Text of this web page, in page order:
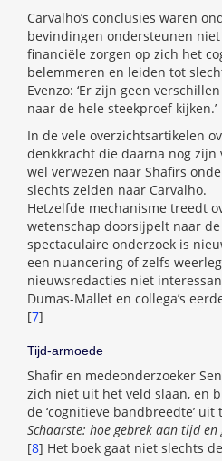
Carvalho’s conclusies waren
bevindingen ondersteunen
financiële zorgen op zich het
belemmeren en leiden tot
Evenzo: ‘Er zijn geen
naar de hele steekproef kijken.’
In de vele overzichtsartikelen
denkkracht die daarna nog
wel verwezen naar Shafirs
slechts zelden naar Carvalho.
Hetzelfde mechanisme treedt
wetenschap doorsijpelt naar
spectaculaire onderzoek is
een nuancering of zelfs
nieuwsredacties niet
Dumas-Mallet en collega’s
[7]
Tijd-armoede
Shafir en medeonderzoeker
zich niet uit het veld slaan, en
de ‘cognitieve bandbreedte’ uit
Schaarste: hoe gebrek aan tijd en
[8] Het boek gaat niet slechts